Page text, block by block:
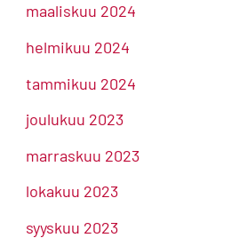
maaliskuu 2024
helmikuu 2024
tammikuu 2024
joulukuu 2023
marraskuu 2023
lokakuu 2023
syyskuu 2023